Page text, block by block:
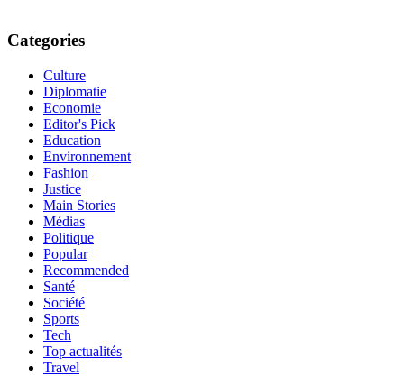
Categories
Culture
Diplomatie
Economie
Editor's Pick
Education
Environnement
Fashion
Justice
Main Stories
Médias
Politique
Popular
Recommended
Santé
Société
Sports
Tech
Top actualités
Travel